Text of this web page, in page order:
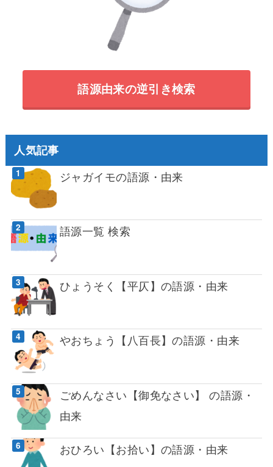
語源由来の逆引き検索
人気記事
ジャガイモの語源・由来
語源一覧 検索
ひょうそく【平仄】の語源・由来
やおちょう【八百長】の語源・由来
ごめんなさい【御免なさい】 の語源・
由来
おひろい【お拾い】の語源・由来